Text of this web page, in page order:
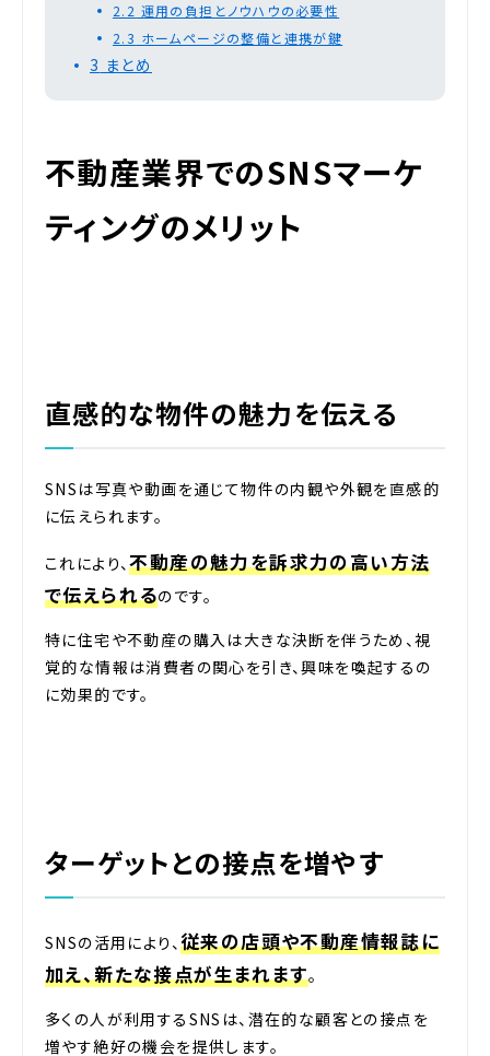
2.2 運用の負担とノウハウの必要性
2.3 ホームページの整備と連携が鍵
3 まとめ
不動産業界でのSNSマーケ
ティングのメリット
直感的な物件の魅力を伝える
SNSは写真や動画を通じて物件の内観や外観を直感的
に伝えられます。
これにより、不動産の魅力を訴求力の高い方法
で伝えられるのです。
特に住宅や不動産の購入は大きな決断を伴うため、視
覚的な情報は消費者の関心を引き、興味を喚起するの
に効果的です。
ターゲットとの接点を増やす
SNSの活用により、 従来の店頭や不動産情報誌に
加え、新たな接点が生まれます。
多くの人が利用するSNSは、潜在的な顧客との接点を
増やす絶好の機会を提供します。